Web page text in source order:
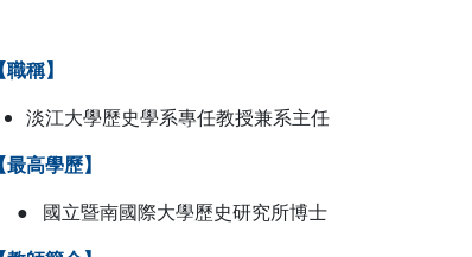
【職稱】
淡江大學歷史學系專任教授兼系主任
【最高學歷】
● 國立暨南國際大學歷史研究所博士